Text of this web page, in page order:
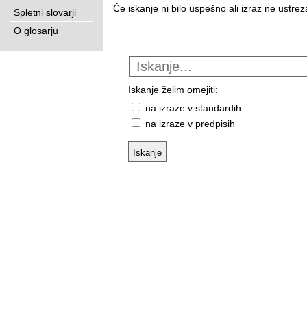
Spletni slovarji
O glosarju
Če iskanje ni bilo uspešno ali izraz ne
Iskanje želim omejiti:
na izraze v standardih
na izraze v predpisih